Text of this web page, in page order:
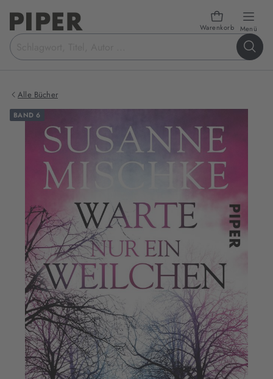
Warenkorb Menü
Suchbegriff
eingeben
Alle Bücher
BAND 6
Produktbilder
zum
Buch